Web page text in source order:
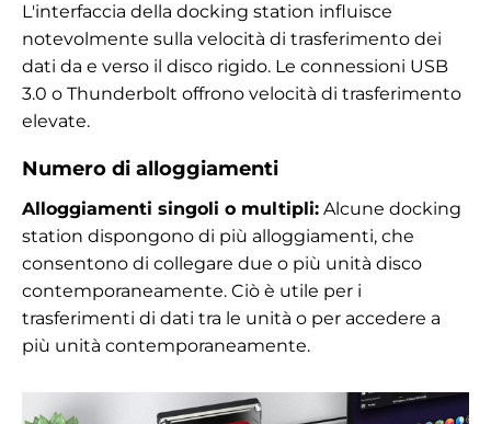
L'interfaccia della docking station influisce
notevolmente sulla velocità di trasferimento dei
dati da e verso il disco rigido. Le connessioni USB
3.0 o Thunderbolt offrono velocità di trasferimento
elevate.
Numero di alloggiamenti
Alloggiamenti singoli o multipli: Alcune docking
station dispongono di più alloggiamenti, che
consentono di collegare due o più unità disco
contemporaneamente. Ciò è utile per i
trasferimenti di dati tra le unità o per accedere a
più unità contemporaneamente.